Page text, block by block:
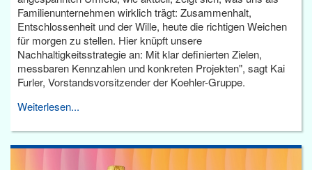
Familienunternehmen wirklich trägt: Zusammenhalt,
Entschlossenheit und der Wille, heute die richtigen Weichen
für morgen zu stellen. Hier knüpft unsere
Nachhaltigkeitsstrategie an: Mit klar definierten Zielen,
messbaren Kennzahlen und konkreten Projekten", sagt Kai
Furler, Vorstandsvorsitzender der Koehler-Gruppe.
Weiterlesen...